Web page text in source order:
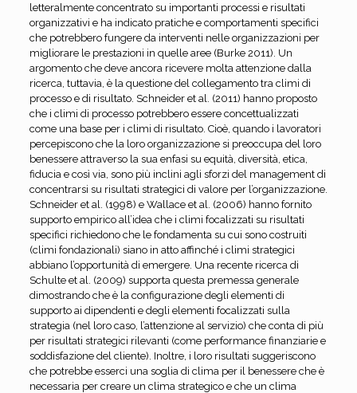
letteralmente concentrato su importanti processi e risultati
organizzativi e ha indicato pratiche e comportamenti specifici
che potrebbero fungere da interventi nelle organizzazioni per
migliorare le prestazioni in quelle aree (Burke 2011). Un
argomento che deve ancora ricevere molta attenzione dalla
ricerca, tuttavia, è la questione del collegamento tra climi di
processo e di risultato. Schneider et al. (2011) hanno proposto
che i climi di processo potrebbero essere concettualizzati
come una base per i climi di risultato. Cioè, quando i lavoratori
percepiscono che la loro organizzazione si preoccupa del loro
benessere attraverso la sua enfasi su equità, diversità, etica,
fiducia e così via, sono più inclini agli sforzi del management di
concentrarsi su risultati strategici di valore per l’organizzazione.
Schneider et al. (1998) e Wallace et al. (2006) hanno fornito
supporto empirico all’idea che i climi focalizzati su risultati
specifici richiedono che le fondamenta su cui sono costruiti
(climi fondazionali) siano in atto affinché i climi strategici
abbiano l’opportunità di emergere. Una recente ricerca di
Schulte et al. (2009) supporta questa premessa generale
dimostrando che è la configurazione degli elementi di
supporto ai dipendenti e degli elementi focalizzati sulla
strategia (nel loro caso, l’attenzione al servizio) che conta di più
per risultati strategici rilevanti (come performance finanziarie e
soddisfazione del cliente). Inoltre, i loro risultati suggeriscono
che potrebbe esserci una soglia di clima per il benessere che è
necessaria per creare un clima strategico e che un clima